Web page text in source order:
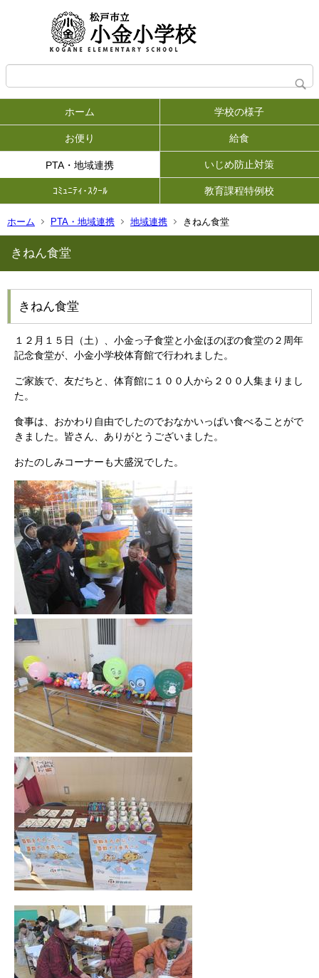
ホーム 学校の様子
お便り 給食
PTA・地域連携 いじめ防止対策
ｺﾐｭﾆﾃｨ･ｽｸｰﾙ 教育課程特例校
ホーム PTA・地域連携 地域連携 きねん食堂
きねん食堂
きねん食堂
１２月１５日（土）、小金っ子食堂と小金ほのぼの食堂の２周年
記念食堂が、小金小学校体育館で行われました。
ご家族で、友だちと、体育館に１００人から２００人集まりまし
た。
食事は、おかわり自由でしたのでおなかいっぱい食べることがで
きました。皆さん、ありがとうございました。
おたのしみコーナーも大盛況でした。